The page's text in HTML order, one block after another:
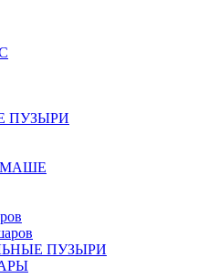
ПУЗЫРИ
МАШЕ
ПУЗЫРИ